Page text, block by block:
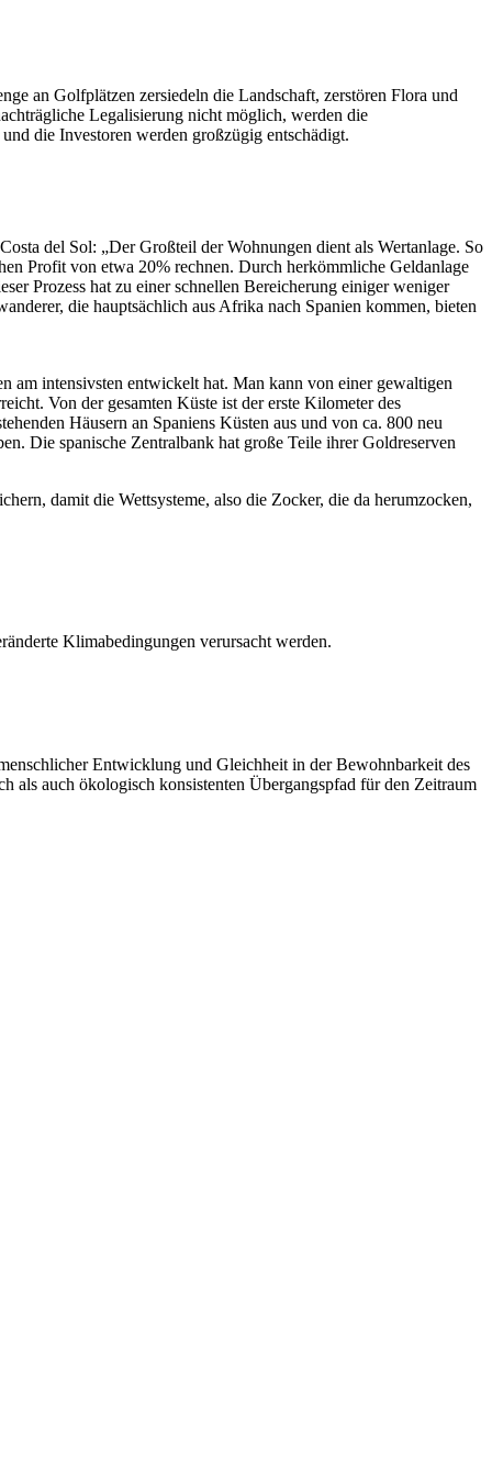
an Golfplätzen zersiedeln die Landschaft, zerstören Flora und
Legalisierung nicht möglich, werden die
die Investoren werden großzügig entschädigt.
del Sol: „Der Großteil der Wohnungen dient als Wertanlage. So
Profit von etwa 20% rechnen. Durch herkömmliche Geldanlage
Prozess hat zu einer schnellen Bereicherung einiger weniger
die hauptsächlich aus Afrika nach Spanien kommen, bieten
am intensivsten entwickelt hat. Man kann von einer gewaltigen
Von der gesamten Küste ist der erste Kilometer des
Häusern an Spaniens Küsten aus und von ca. 800 neu
Die spanische Zentralbank hat große Teile ihrer Goldreserven
damit die Wettsysteme, also die Zocker, die da herumzocken,
Klimabedingungen verursacht werden.
Entwicklung und Gleichheit in der Bewohnbarkeit des
als auch ökologisch konsistenten Übergangspfad für den Zeitraum